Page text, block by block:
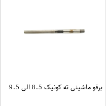
برقو ماشینی ته کونیک 8.5 الی 9.5